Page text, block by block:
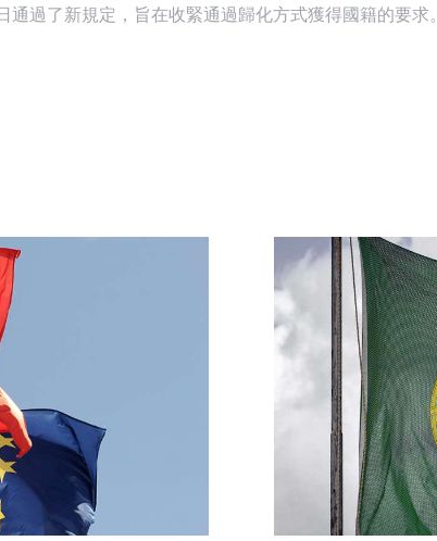
過了新規定，旨在收緊通過歸化方式獲得國籍的要求。